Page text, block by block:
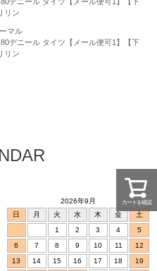
カートを確認
リン
マル
デニール タイツ【メール便可1】【下
リン
2026年9月
日
月 火 水 木 金
土
1
2 3 4
5
6
7 8 9 10 11
12
13
14 15 16 17 18
19